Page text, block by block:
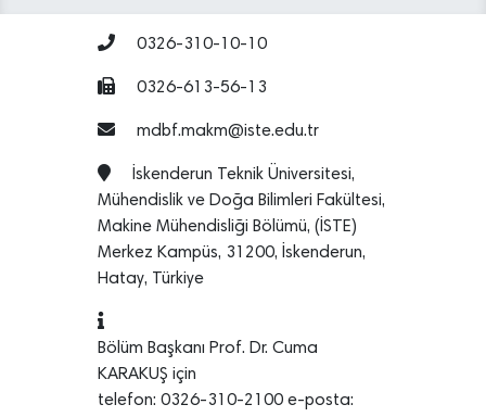
0326-310-10-10
0326-613-56-13
mdbf.makm@iste.edu.tr
İskenderun Teknik Üniversitesi,
Mühendislik ve Doğa Bilimleri Fakültesi,
Makine Mühendisliği Bölümü, (İSTE)
Merkez Kampüs, 31200, İskenderun,
Hatay, Türkiye
Bölüm Başkanı Prof. Dr. Cuma
KARAKUŞ için
telefon: 0326-310-2100 e-posta: